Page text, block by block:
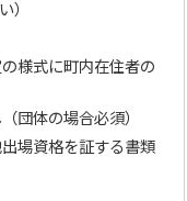
）
様式に町内在住者の
団体の場合必須）
場資格を証する書類